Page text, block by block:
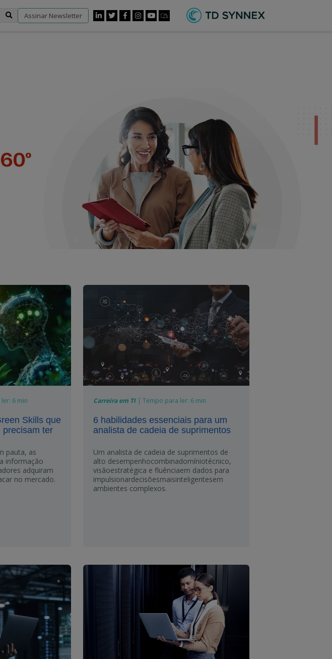
Assinar Newsletter
6 min
Skills que
precisam ter
pauta, as
informação
adquiram
no mercado.
Carreira em TI | Tempo para ler: 6 min
6 habilidades essenciais para um
analista de cadeia de suprimentos
Um analista de cadeia de suprimentos de
alto desempenhocombinadomíniotécnico,
visãoestratégica e fluênciaem dados para
impulsionardecisõesmaisinteligentesem
ambientes complexos.